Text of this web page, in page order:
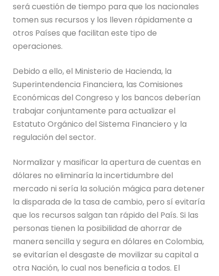
será cuestión de tiempo para que los nacionales
tomen sus recursos y los lleven rápidamente a
otros Países que facilitan este tipo de
operaciones.
Debido a ello, el Ministerio de Hacienda, la
Superintendencia Financiera, las Comisiones
Económicas del Congreso y los bancos deberían
trabajar conjuntamente para actualizar el
Estatuto Orgánico del Sistema Financiero y la
regulación del sector.
Normalizar y masificar la apertura de cuentas en
dólares no eliminaría la incertidumbre del
mercado ni sería la solución mágica para detener
la disparada de la tasa de cambio, pero sí evitaría
que los recursos salgan tan rápido del País. Si las
personas tienen la posibilidad de ahorrar de
manera sencilla y segura en dólares en Colombia,
se evitarían el desgaste de movilizar su capital a
otra Nación, lo cual nos beneficia a todos. El